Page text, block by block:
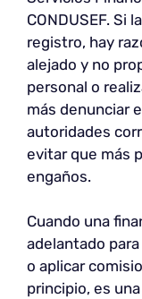
CONDUSEF. Si
registro, hay
alejado y no
personal o
más denunciar
autoridades
evitar que más
engaños.
Cuando una
adelantado
o aplicar
principio, es una